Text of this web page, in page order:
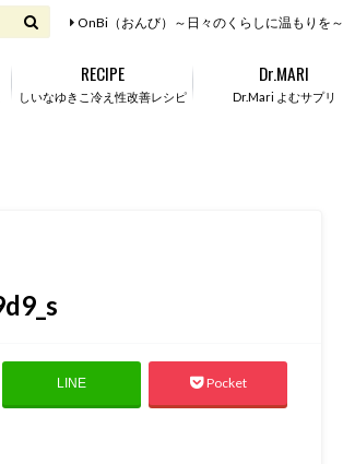
OnBi（おんび）～日々のくらしに温もりを～
しいなゆきこ冷え性改善レシピ
RECIPE
Dr.Mari よむサプリ
Dr.MARI
LINE Pocket